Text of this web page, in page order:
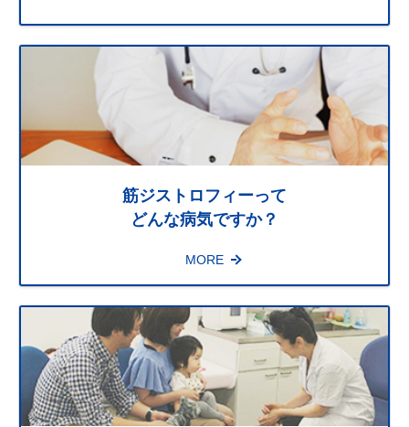
日
も
早
く
筋ジストロフィーって
どんな病気ですか？
MORE